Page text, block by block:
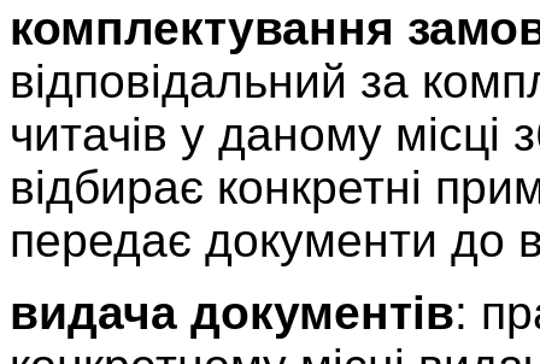
комплектування
відповідальний за
читачів у даному місці
відбирає конкретні
передає документи до
видача документів: